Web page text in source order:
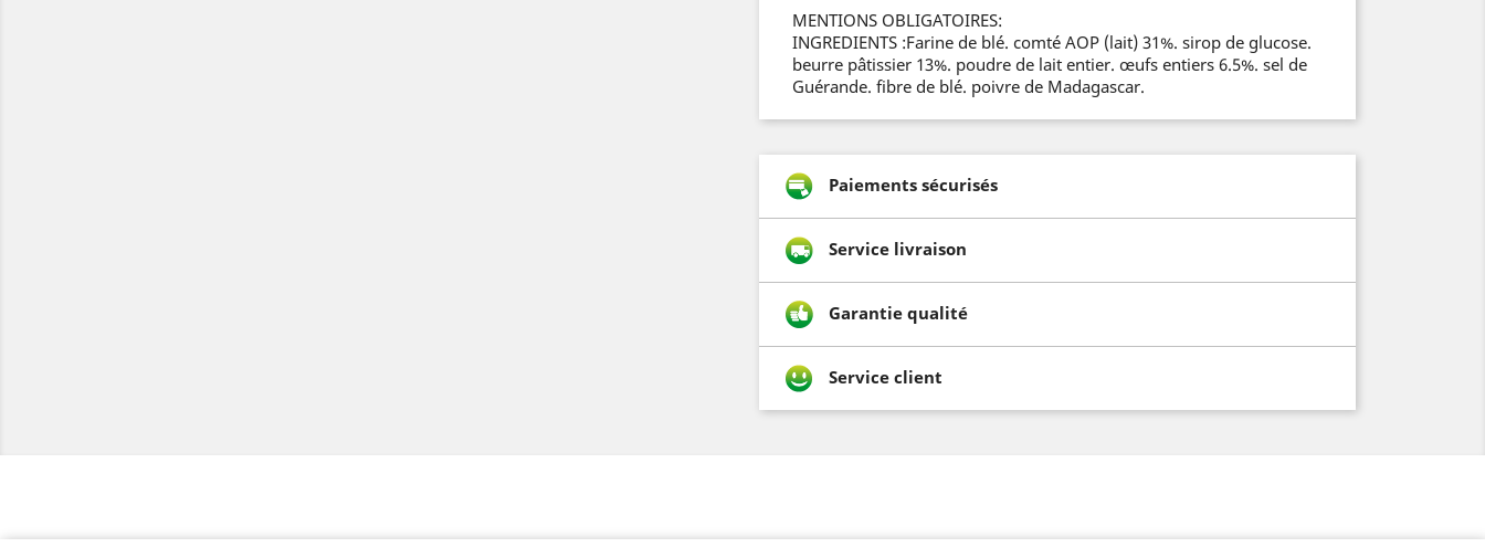
MENTIONS OBLIGATOIRES:
INGREDIENTS :Farine de blé. comté AOP (lait) 31%. sirop de glucose.
beurre pâtissier 13%. poudre de lait entier. œufs entiers 6.5%. sel de
Guérande. fibre de blé. poivre de Madagascar.
Paiements sécurisés
Service livraison
Garantie qualité
Service client